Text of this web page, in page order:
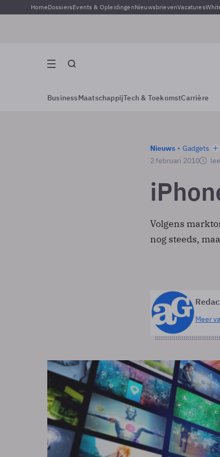
HomeDossiersEvents & OpleidingenNieuwsbrievenVacatures
BusinessMaatschappijTech & ToekomstCarrière
Nieuws
Gadgets
2 februari 2010
Volgens
nog steeds,
Meer